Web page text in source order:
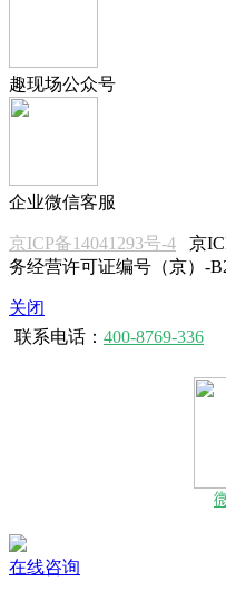
趣现场公众号
企业微信客服
京ICP备14041293号-4 京
务经营许可证编号（京）-
关闭
联系电话： 400-8769-336
在线咨询